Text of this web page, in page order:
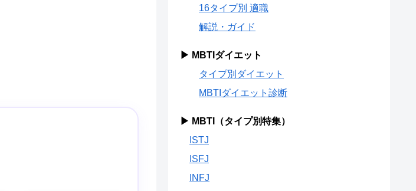
16タイプ別 適職
解説・ガイド
▶ MBTIダイエット
タイプ別ダイエット
MBTIダイエット診断
▶ MBTI（タイプ別特集）
ISTJ
ISFJ
INFJ